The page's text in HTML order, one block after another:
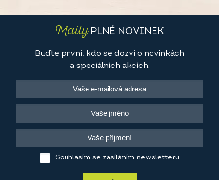
MailyPLNÉ NOVINEK
Buďte první, kdo se dozví o novinkách
a speciálních akcích.
Souhlasím se zasíláním newsletteru